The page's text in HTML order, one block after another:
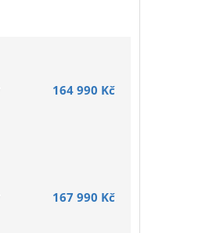
164 990 Kč
167 990 Kč